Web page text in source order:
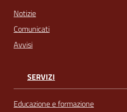
Notizie
Comunicati
Avvisi
SERVIZI
Educazione e formazione